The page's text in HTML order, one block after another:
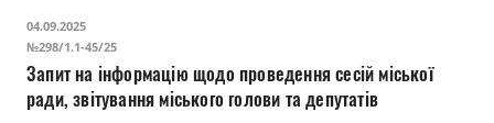
04.09.2025
№298/1.1-45/25
Запит на інформацію щодо проведення сесій міської
ради, звітування міського голови та депутатів